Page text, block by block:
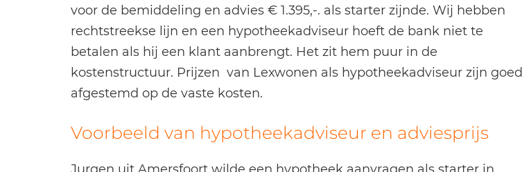
voor de bemiddeling en advies € 1.395,-. als starter zijnde. Wij hebben
rechtstreekse lijn en een hypotheekadviseur hoeft de bank niet te
betalen als hij een klant aanbrengt. Het zit hem puur in de
kostenstructuur. Prijzen van Lexwonen als hypotheekadviseur zijn goed
afgestemd op de vaste kosten.
Voorbeeld van hypotheekadviseur en adviesprijs